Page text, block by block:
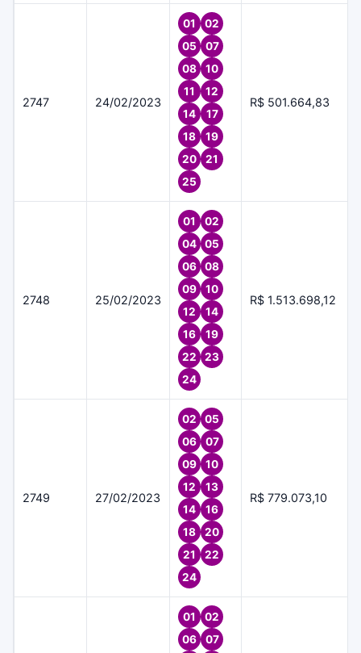
2747 24/02/2023
01
02
05
07
08
10
11
12
14
17
18
19
20
21
25
R$ 501.664,83
2748 25/02/2023
01
02
04
05
06
08
09
10
12
14
16
19
22
23
24
R$ 1.513.698,12
2749 27/02/2023
02
05
06
07
09
10
12
13
14
16
18
20
21
22
24
R$ 779.073,10
01
02
06
07